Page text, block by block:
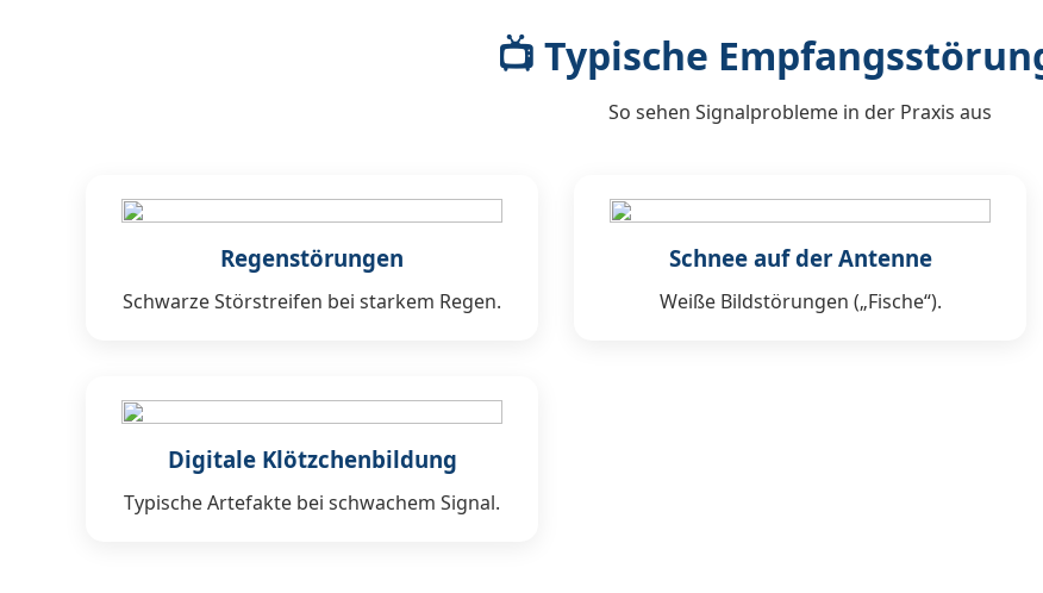
📺 Typische
So sehen Signalprobleme in der Praxis aus
Regenstörungen
Schwarze Störstreifen bei starkem Regen.
Schnee auf der Antenne
Weiße Bildstörungen („Fische“).
Digitale Klötzchenbildung
Typische Artefakte bei schwachem Signal.